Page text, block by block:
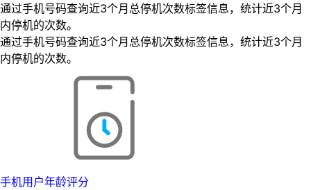
通过手机号码查询近3个月总停机次数标签信息，统计近3个月
内停机的次数。
通过手机号码查询近3个月总停机次数标签信息，统计近3个月
内停机的次数。
手机用户年龄评分